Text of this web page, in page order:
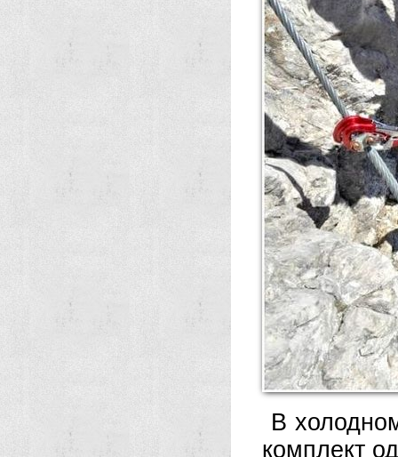
В
комплект